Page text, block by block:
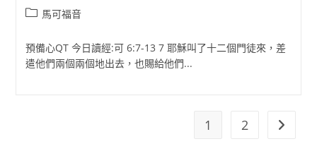
Post馬可福音
預備心QT 今日讀經:可 6:7-13 7 耶穌叫了十二個門徒來，差
遣他們兩個兩個地出去，也賜給他們...
1 2 Go to